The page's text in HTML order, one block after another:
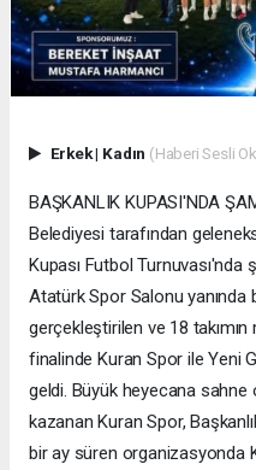
Erkek| Kadın (Haberi Sesli
BAŞKANLIK KUPASI'NDA
Belediyesi tarafından
Kupası Futbol
Atatürk Spor Salonu yanında
gerçekleştirilen ve 18
finalinde Kuran Spor ile Yeni
geldi. Büyük heyecana
kazanan Kuran Spor,
bir ay süren organizasyonda